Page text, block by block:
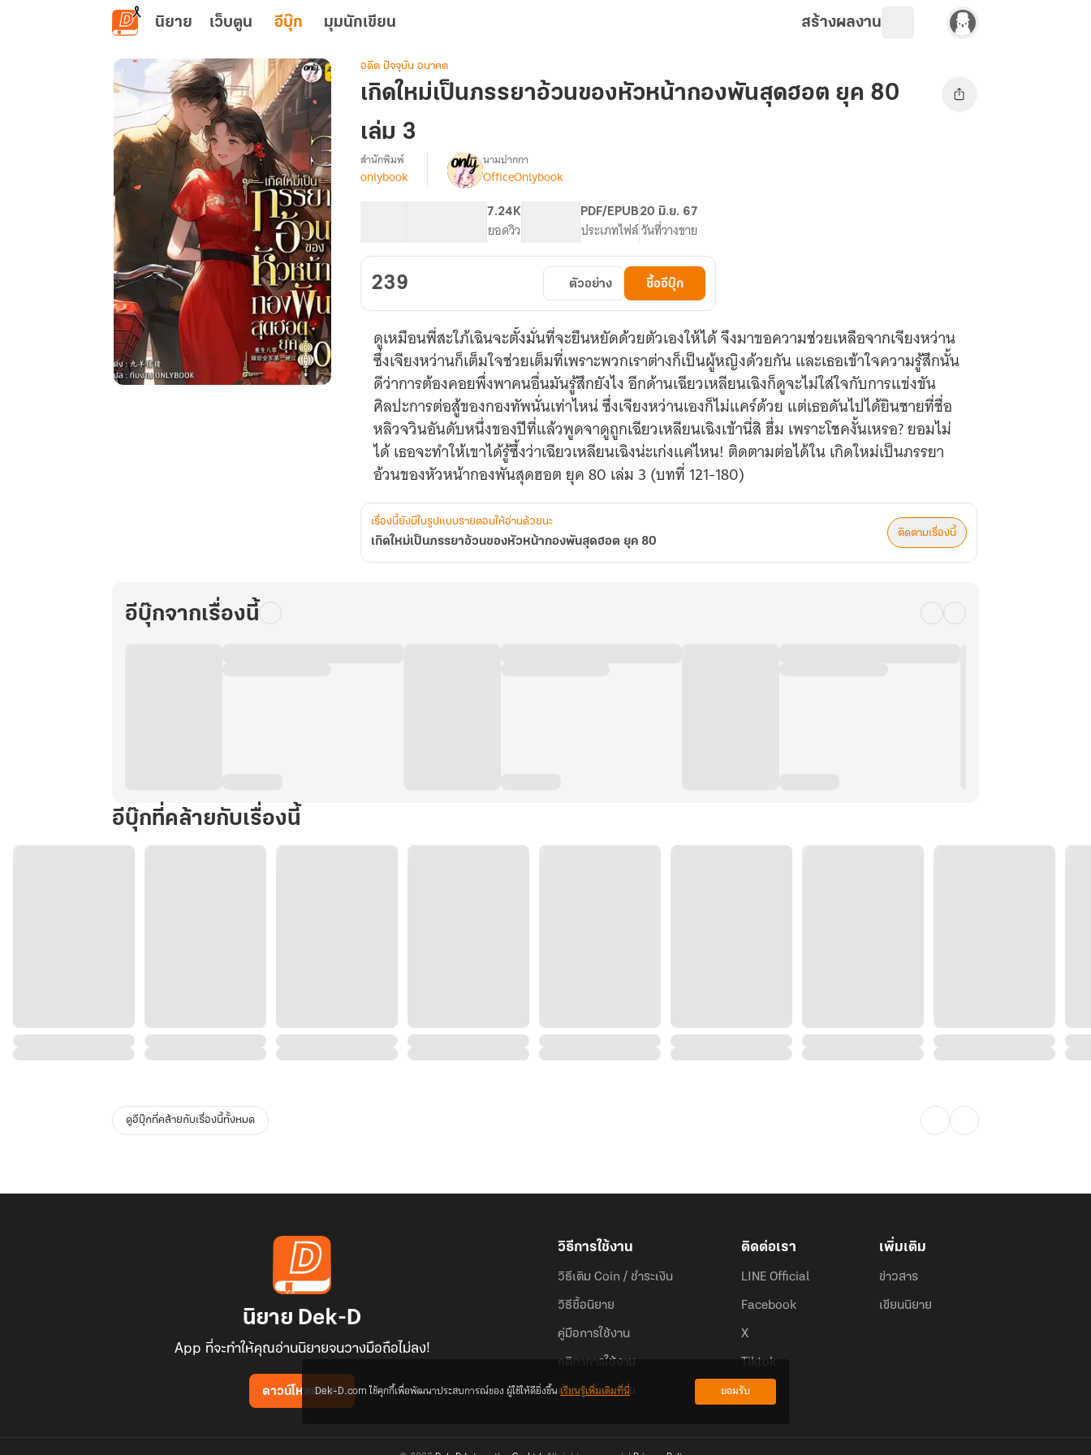
ข้ามไปยังเนื้อหาหลัก
นิยาย เว็บตูน อีบุ๊ก มุมนักเขียน สร้างผลงาน
80
อดีต ปัจจุบัน อนาคต
เกิดใหม่เป็นภรรยาอ้วนของหัวหน้ากองพันสุดฮอต ยุค 80
เล่ม 3
เรื่อง
อ้วน
ของ
หัวหน้า
กองพัน
ฮอต
ยุค
สำนักพิมพ์
onlybook
นามปากกา
OfficeOnlybook
7.24K
ยอดวิว
PDF/EPUB
ประเภทไฟล์
20 มิ.ย. 67
วันที่วางขาย
239 ตัวอย่าง ซื้ออีบุ๊ก
ดูเหมือนพี่สะใภ้เฉินจะตั้งมั่นที่จะยืนหยัดด้วยตัวเองให้ได้ จึงมาขอความช่วยเหลือจากเจียงหว่าน
ซึ่งเจียงหว่านก็เต็มใจช่วยเต็มที่เพราะพวกเราต่างก็เป็นผู้หญิงด้วยกัน และเธอเข้าใจความรู้สึกนั้น
ดีว่าการต้องคอยพึ่งพาคนอื่นมันรู้สึกยังไง อีกด้านเฉียวเหลียนเฉิงก็ดูจะไม่ใส่ใจกับการแข่งขัน
ศิลปะการต่อสู้ของกองทัพนั่นเท่าไหน่ ซึ่งเจียงหว่านเองก็ไม่แคร์ด้วย แต่เธอดันไปได้ยินชายที่ชื่อ
หลิวจวินอันดับหนึ่งของปีที่แล้วพูดจาดูถูกเฉียวเหลียนเฉิงเข้านี่สิ ฮึ่ม เพราะโชคงั้นเหรอ? ยอมไม่
ได้ เธอจะทำให้เขาได้รู้ซึ้งว่าเฉียวเหลียนเฉิงน่ะเก่งแค่ไหน! ติดตามต่อได้ใน เกิดใหม่เป็นภรรยา
อ้วนของหัวหน้ากองพันสุดฮอต ยุค 80 เล่ม 3 (บทที่ 121-180)
เรื่องนี้ยังมีในรูปแบบรายตอนให้อ่านด้วยนะ
เกิดใหม่เป็นภรรยาอ้วนของหัวหน้ากองพันสุดฮอต ยุค 80
ติดตามเรื่องนี้
อีบุ๊กจากเรื่องนี้
อีบุ๊กที่คล้ายกับเรื่องนี้
ดูอีบุ๊กที่คล้ายกับเรื่องนี้ทั้งหมด
นิยาย Dek-D
App ที่จะทำให้คุณอ่านนิยายจนวางมือถือไม่ลง!
ดาวน์โหลดแอป
วิธีการใช้งาน
วิธีเติม Coin / ชำระเงิน
วิธีซื้อนิยาย
คู่มือการใช้งาน
กติกาการใช้งาน
คำถามที่พบบ่อย
ติดต่อเรา
LINE Official
Facebook
X
Tiktok
เพิ่มเติม
ข่าวสาร
เขียนนิยาย
Dek-D.com ใช้คุกกี้เพื่อพัฒนาประสบการณ์ของ ผู้ใช้ให้ดียิ่งขึ้นเรียนรู้เพิ่มเติมที่นี่ ยอมรับ